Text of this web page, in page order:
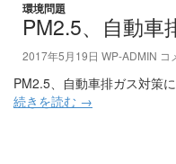
環境問題
PM2.5、自動車
2017年5月19日 WP-ADMIN コ
PM2.5、自動車排ガス対策
続きを読む →